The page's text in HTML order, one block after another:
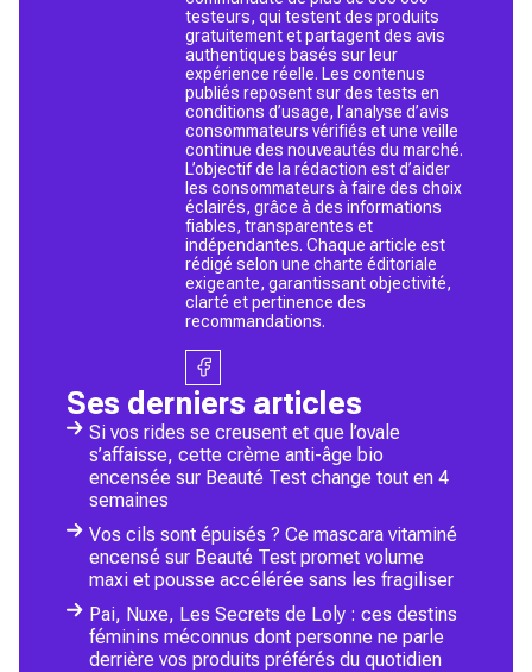
testeurs, qui testent des produits
gratuitement et partagent des avis
authentiques basés sur leur
expérience réelle. Les contenus
publiés reposent sur des tests en
conditions d’usage, l’analyse d’avis
consommateurs vérifiés et une veille
continue des nouveautés du marché.
L’objectif de la rédaction est d’aider
les consommateurs à faire des choix
éclairés, grâce à des informations
fiables, transparentes et
indépendantes. Chaque article est
rédigé selon une charte éditoriale
exigeante, garantissant objectivité,
clarté et pertinence des
recommandations.
Ses derniers articles
Si vos rides se creusent et que l’ovale
s’affaisse, cette crème anti-âge bio
encensée sur Beauté Test change tout en 4
semaines
Vos cils sont épuisés ? Ce mascara vitaminé
encensé sur Beauté Test promet volume
maxi et pousse accélérée sans les fragiliser
Pai, Nuxe, Les Secrets de Loly : ces destins
féminins méconnus dont personne ne parle
derrière vos produits préférés du quotidien